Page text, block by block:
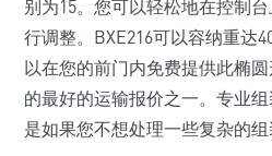
别为15。您可以轻松地在控制
行调整。BXE216可以容纳重达
以在您的前门内免费提供此椭
的最好的运输报价之一。专业
是如果您不想处理一些复杂的组